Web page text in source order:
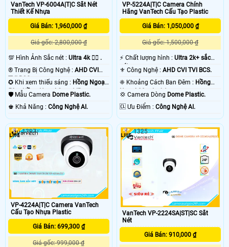
VanTech VP-6004A|T|C Sắt Nét
Thiết Kế Nhựa
Giá Bán: 1,960,000 ₫
Giá gốc: 2,800,000 ₫
💯 Hình Ảnh Sắc nét : Ultra 4k 👍🏾 .
®️ Trang Bị Công Nghệ : AHD CVI
TVI BCS.
✪ Khi xem thiếu sáng : Hồng Ngoại
50m Hồng Ngoại Smart IR.
🛡 Mẫu Camera Dome Plastic.
️♚ Khả Năng : Công Nghệ AI.
VP-5224A|T|C Camera Chính
Hãng VanTech Cấu Tạo Plastic
Giá Bán: 1,050,000 ₫
Giá gốc: 1,500,000 ₫
️⚡ Chất lượng hình :Ultra 2k+ sắc
nét .
⚜️ Công Nghệ :AHD CVI TVI BCS.
❈ Khoảng Cách Ban Đêm : Hồng
Ngoại 30m Led Array.
💢 Camera Dòng Dome Plastic.
️🆑 Ưu Điểm :Công Nghệ AI.
VP-4224A|T|C Camera VanTech
Cấu Tạo Nhựa Plastic
Giá Bán: 699,300 ₫
Giá gốc: 999,000 ₫
1397
VanTech VP-2224SA|ST|SC Sắt
Nét
Giá Bán: 910,000 ₫
1325